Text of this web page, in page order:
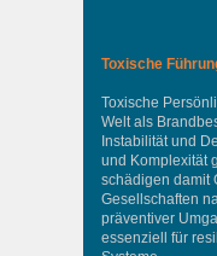
Toxische
Toxische
Welt als
Instabilität und
und Komplexität
schädigen damit
Gesellschaften
präventiver
essenziell für